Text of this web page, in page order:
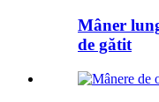
Mâner
de gătit